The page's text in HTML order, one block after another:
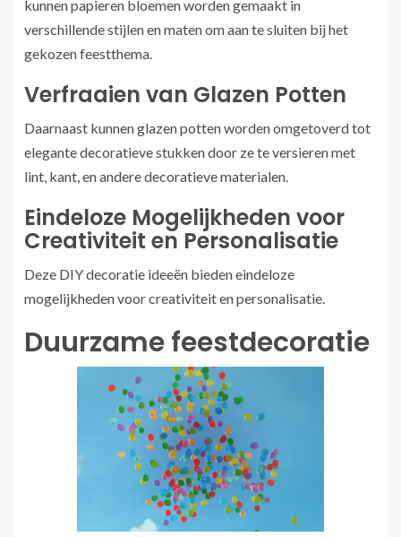
kunnen papieren bloemen worden gemaakt in
verschillende stijlen en maten om aan te sluiten bij het
gekozen feestthema.
Verfraaien van Glazen Potten
Daarnaast kunnen glazen potten worden omgetoverd tot
elegante decoratieve stukken door ze te versieren met
lint, kant, en andere decoratieve materialen.
Eindeloze Mogelijkheden voor
Creativiteit en Personalisatie
Deze DIY decoratie ideeën bieden eindeloze
mogelijkheden voor creativiteit en personalisatie.
Duurzame feestdecoratie